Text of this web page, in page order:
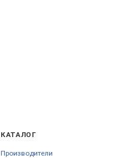
КАТАЛОГ
Производители